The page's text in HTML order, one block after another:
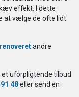
effekt. I dette
at vælge de ofte lidt
renoveretandre
et uforpligtende tilbud
48eller send en